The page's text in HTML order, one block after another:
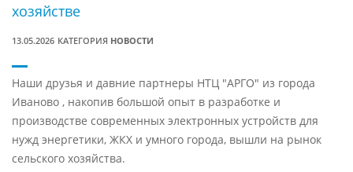
хозяйстве
13.05.2026 КАТЕГОРИЯ НОВОСТИ
Наши друзья и давние партнеры НТЦ "АРГО" из города
Иваново , накопив большой опыт в разработке и
производстве современных электронных устройств для
нужд энергетики, ЖКХ и умного города, вышли на рынок
сельского хозяйства.